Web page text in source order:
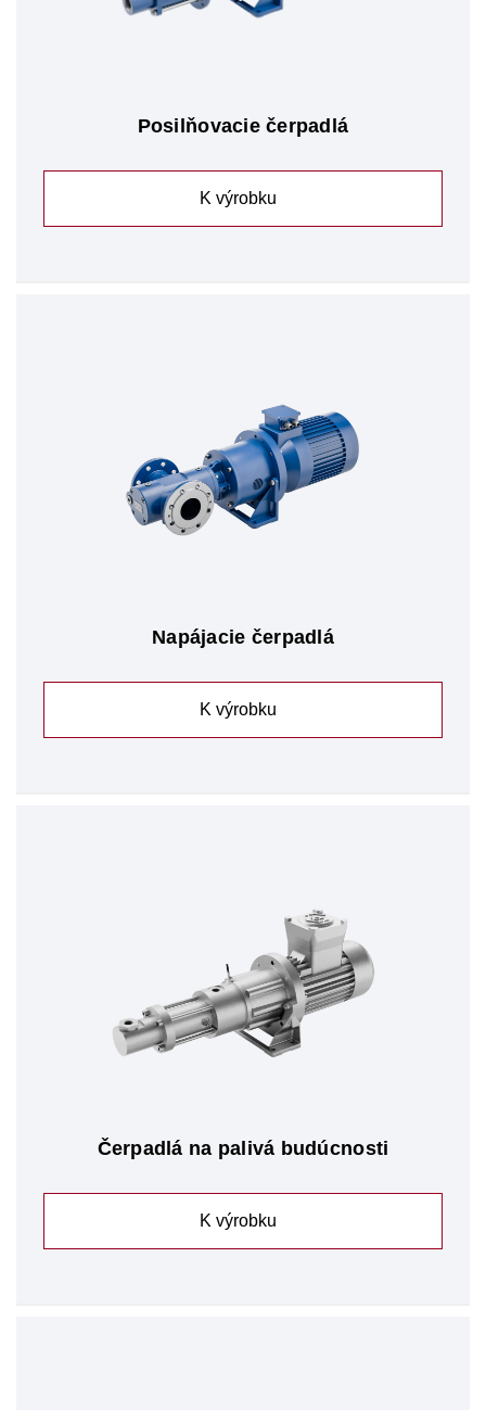
Posilňovacie čerpadlá
K výrobku
Napájacie čerpadlá
K výrobku
Čerpadlá na palivá budúcnosti
K výrobku